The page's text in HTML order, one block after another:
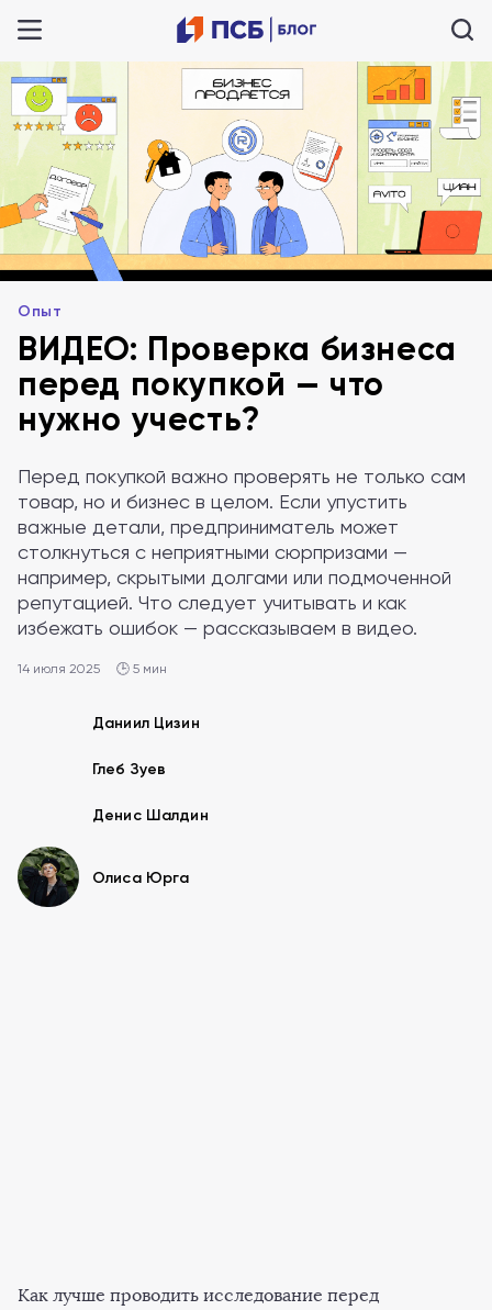
Опыт
ВИДЕО: Проверка бизнеса
перед покупкой — что
нужно учесть?
Перед покупкой важно проверять не только сам
товар, но и бизнес в целом. Если упустить
важные детали, предприниматель может
столкнуться с неприятными сюрпризами —
например, скрытыми долгами или подмоченной
репутацией. Что следует учитывать и как
избежать ошибок — рассказываем в видео.
14 июля 2025 🕒 5 мин
Даниил Цизин
Глеб Зуев
Денис Шалдин
Олиса Юрга
Как лучше проводить исследование перед